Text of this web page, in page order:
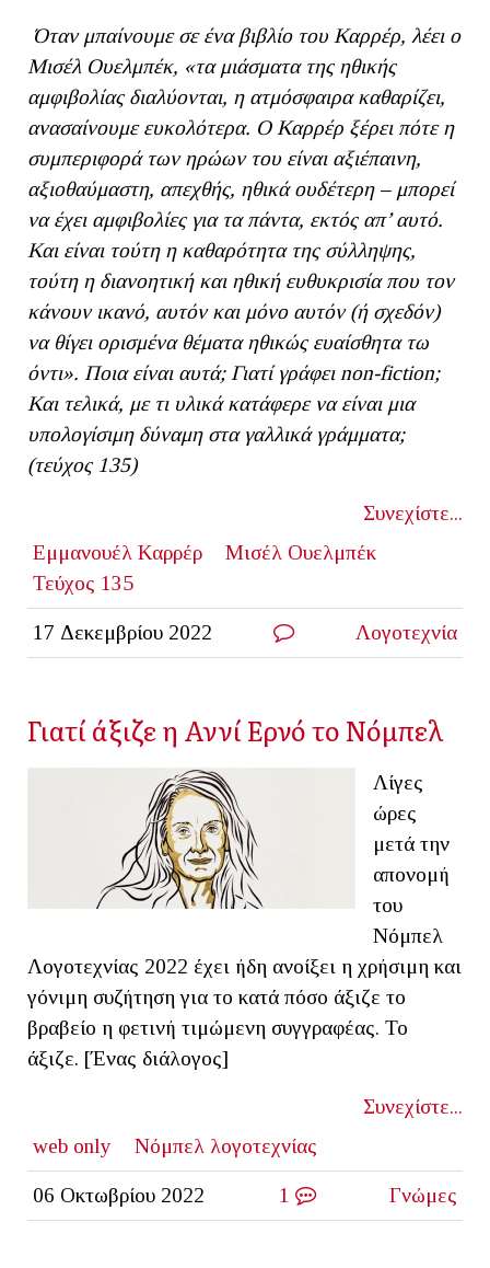
Όταν μπαίνουμε σε ένα βιβλίο του Καρρέρ, λέει ο
Μισέλ Ουελμπέκ, «τα μιάσματα της ηθικής
αμφιβολίας διαλύονται, η ατμόσφαιρα καθαρίζει,
ανασαίνουμε ευκολότερα. Ο Καρρέρ ξέρει πότε η
συμπεριφορά των ηρώων του είναι αξιέπαινη,
αξιοθαύμαστη, απεχθής, ηθικά ουδέτερη – μπορεί
να έχει αμφιβολίες για τα πάντα, εκτός απ’ αυτό.
Και είναι τούτη η καθαρότητα της σύλληψης,
τούτη η διανοητική και ηθική ευθυκρισία που τον
κάνουν ικανό, αυτόν και μόνο αυτόν (ή σχεδόν)
να θίγει ορισμένα θέματα ηθικώς ευαίσθητα τω
όντι». Ποια είναι αυτά; Γιατί γράφει non-fiction;
Και τελικά, με τι υλικά κατάφερε να είναι μια
υπολογίσιμη δύναμη στα γαλλικά γράμματα;
(τεύχος 135)
Συνεχίστε...
Εμμανουέλ Καρρέρ
Μισέλ Ουελμπέκ
Τεύχος 135
17 Δεκεμβρίου 2022 Λογοτεχνία
Γιατί άξιζε η Αννί Ερνό το Νόμπελ
Λίγες
ώρες
μετά την
απονομή
του
Νόμπελ
Λογοτεχνίας 2022 έχει ήδη ανοίξει η χρήσιμη και
γόνιμη συζήτηση για το κατά πόσο άξιζε το
βραβείο η φετινή τιμώμενη συγγραφέας. Το
άξιζε. [Ένας διάλογος]
Συνεχίστε...
web only
Νόμπελ λογοτεχνίας
06 Οκτωβρίου 2022 1 Γνώμες